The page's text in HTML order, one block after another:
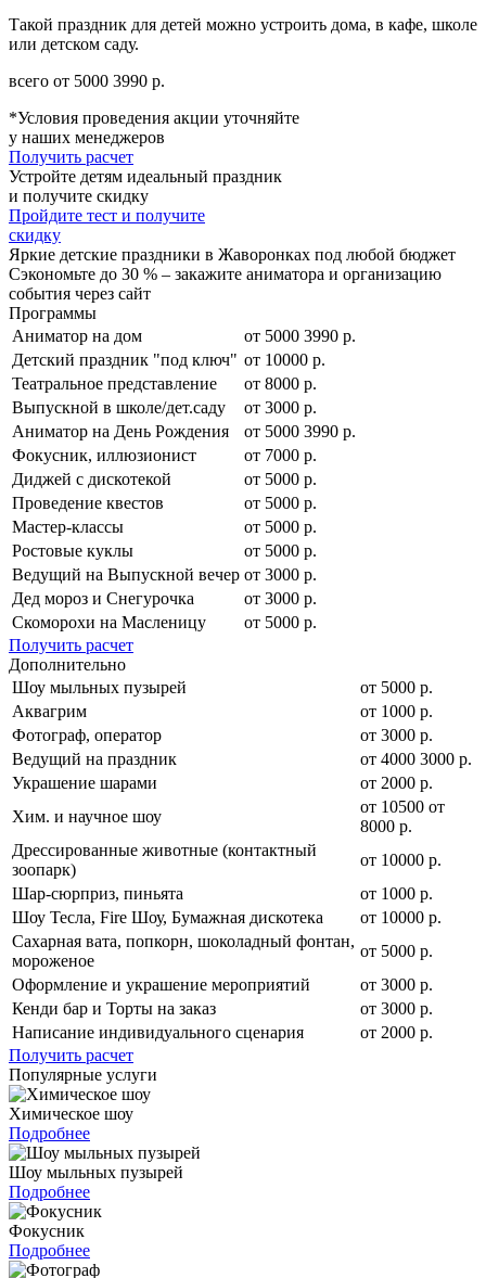
Такой праздник для детей можно устроить дома, в кафе, школе
или детском саду.
всего от 5000 3990 р.
*Условия проведения акции уточняйте
у наших менеджеров
Получить расчет
Устройте детям идеальный праздник
и получите скидку
Пройдите тест и получите
скидку
Яркие детские праздники в Жаворонках под любой бюджет
Сэкономьте до 30 % – закажите аниматора и организацию
события через сайт
Программы
Аниматор на дом
от 5000 3990 р.
Детский праздник "под ключ" от 10000 р.
Театральное представление
от 8000 р.
Выпускной в школе/дет.саду
от 3000 р.
Аниматор на День Рождения
от 5000 3990 р.
Фокусник, иллюзионист
от 7000 р.
Диджей с дискотекой
от 5000 р.
Проведение квестов
от 5000 р.
Мастер-классы
от 5000 р.
Ростовые куклы
от 5000 р.
Ведущий на Выпускной вечер от 3000 р.
Дед мороз и Снегурочка
от 3000 р.
Скоморохи на Масленицу
от 5000 р.
Получить расчет
Дополнительно
Шоу мыльных пузырей
от 5000 р.
Аквагрим
от 1000 р.
Фотограф, оператор
от 3000 р.
Ведущий на праздник
от 4000 3000 р.
Украшение шарами
от 2000 р.
Хим. и научное шоу
от 10500 от
8000 р.
Дрессированные животные (контактный
зоопарк)
от 10000 р.
Шар-сюрприз, пиньята
от 1000 р.
Шоу Тесла, Fire Шоу, Бумажная дискотека
от 10000 р.
Сахарная вата, попкорн, шоколадный фонтан,
мороженое
от 5000 р.
Оформление и украшение мероприятий
от 3000 р.
Кенди бар и Торты на заказ
от 3000 р.
Написание индивидуального сценария
от 2000 р.
Получить расчет
Популярные услуги
Химическое шоу
Подробнее
Шоу мыльных пузырей
Подробнее
Фокусник
Подробнее